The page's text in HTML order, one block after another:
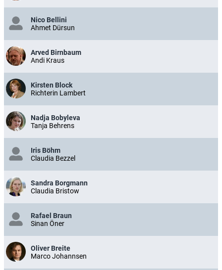
Nico Bellini
Ahmet Dürsun
Arved Birnbaum
Andi Kraus
Kirsten Block
Richterin Lambert
Nadja Bobyleva
Tanja Behrens
Iris Böhm
Claudia Bezzel
Sandra Borgmann
Claudia Bristow
Rafael Braun
Sinan Öner
Oliver Breite
Marco Johannsen